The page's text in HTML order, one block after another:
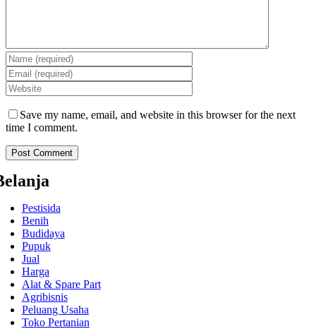
Save my name, email, and website in this browser for the next
time I comment.
Pestisida
Benih
Budidaya
Pupuk
Jual
Harga
Alat & Spare Part
Agribisnis
Peluang Usaha
Toko Pertanian